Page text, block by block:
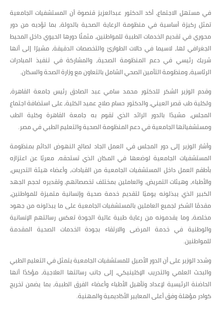
في مستهل الاجتماع، أكد الدكتور عبدالعزيز قنصوة أن المستشفيات الجامعية
تمثل ركيزة أساسية في منظومة الرعاية الصحية بالدولة، بما تؤديه من دور
محوري في تقديم الخدمات الطبية للمواطنين، مثمنًا دورها الحيوي داخل المحيط
الجغرافي لها، لاسيما في حالات الطوارئ والتخصصات الدقيقة، مشيرًا إلى أنها
شريك رئيسي في دعم المنظومة الصحية، والمشاركة في تنفيذ المبادرات
الرئاسية، ومنظومة التأمين الصحي الشامل بالتعاون مع وزارة الصحة والسكان.
وقدم الوزير الشكر للدكتور محمد سامي عبد الصادق رئيس جامعة القاهرة،
ولكلية طب قصر العيني، والدكتور حسام صلاح عميد الكلية، على استضافة اجتماع
المجلس، مشيدًا بالدور الرائد الذي تقوم به جامعة القاهرة وكلية الطب
ومستشفياتها الجامعية في دعم المنظومة الصحية والتعليم الطبي في مصر.
وأشار الوزير إلى دور المجلس في العمل الجاد لصالح النهوض الدائم بمنظومة
المستشفيات الجامعية لوضعها في المكان الذي تستحقه، معربًا عن اعتزازه
بأطقم العمل داخل المستشفيات الجامعية من القيادات، وأعضاء هيئة التدريس،
والأطباء، وهيئات التمريض، والعاملين بمختلف تخصصاتهم، وتقديره لحجم الجهد
الكبير الذي يبذلونه يوميًا لتقديم خدمة صحية وإنسانية متميزة للمواطنين،
مقدمًا الشكر لجميع العاملين بالمستشفيات الجامعية على ما يبذلونه من جهود
مخلصة، وما يقدمونه من رعاية طبية عالية الجودة تعكس رسالتهم الإنسانية
والوطنية في خدمة المرضى والارتقاء بجودة الخدمات الصحية المقدمة
للمواطنين.
وشدد الوزير على أن الدور الأصيل للمستشفيات الجامعية يتمثل في التعليم الطبي
والبحث العلمي والتدريب الإكلينيكي، إلى جانب رسالتها العلاجية، مؤكدًا أنها
الحاضنة الرئيسية لإعداد وتأهيل الأطباء وأعضاء الفرق الطبية، بما يضمن تخريج
كوادر مؤهلة وفق أعلى المعايير الأكاديمية والمهنية.